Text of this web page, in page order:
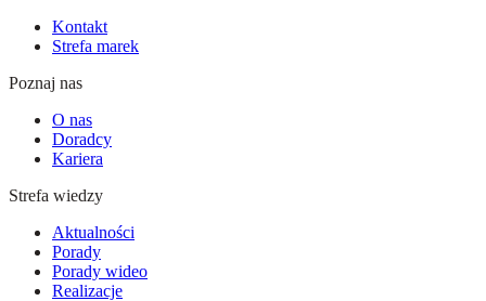
Kontakt
Strefa marek
Poznaj nas
O nas
Doradcy
Kariera
Strefa wiedzy
Aktualności
Porady
Porady wideo
Realizacje